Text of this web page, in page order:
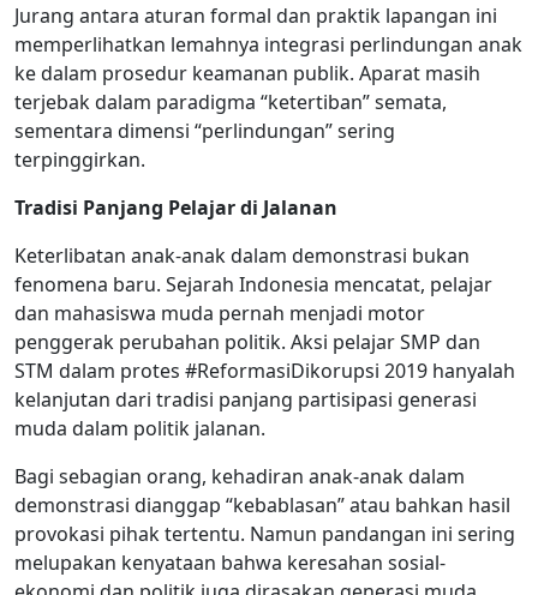
Jurang antara aturan formal dan praktik lapangan ini
memperlihatkan lemahnya integrasi perlindungan anak
ke dalam prosedur keamanan publik. Aparat masih
terjebak dalam paradigma “ketertiban” semata,
sementara dimensi “perlindungan” sering
terpinggirkan.
Tradisi Panjang Pelajar di Jalanan
Keterlibatan anak-anak dalam demonstrasi bukan
fenomena baru. Sejarah Indonesia mencatat, pelajar
dan mahasiswa muda pernah menjadi motor
penggerak perubahan politik. Aksi pelajar SMP dan
STM dalam protes #ReformasiDikorupsi 2019 hanyalah
kelanjutan dari tradisi panjang partisipasi generasi
muda dalam politik jalanan.
Bagi sebagian orang, kehadiran anak-anak dalam
demonstrasi dianggap “kebablasan” atau bahkan hasil
provokasi pihak tertentu. Namun pandangan ini sering
melupakan kenyataan bahwa keresahan sosial-